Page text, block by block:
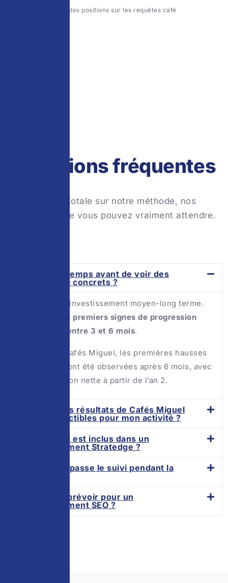
Suivi des positions sur les requêtes café
Questions fréquentes
Transparence totale sur notre méthode, nos
délais et ce que vous pouvez vraiment attendre.
Combien de temps avant de voir des
résultats SEO concrets ?
Le SEO est un investissement moyen-long terme.
les premiers signes de progression
apparaissent entre 3 et 6 mois.
Sur le projet Cafés Miguel, les premières hausses
significatives ont été observées après 6 mois, avec
une accélération nette à partir de l’an 2.
Est-ce que les résultats de Cafés Miguel
sont reproductibles pour mon activité ?
Qu'est-ce qui est inclus dans un
accompagnement Stratedge ?
Comment se passe le suivi pendant la
Quel budget prévoir pour un
accompagnement SEO ?